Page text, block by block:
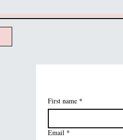
First name *
Email *